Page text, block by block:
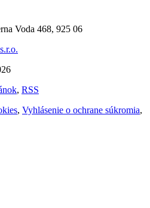
Voda 468, 925 06
, RSS
, Vyhlásenie o ochrane súkromia,